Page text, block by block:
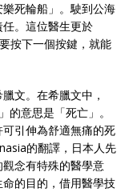
死輪船」。駛到公海
。這位醫生更於
按下一個按鍵，就能
文。在希臘文中，
的意思是「死亡」。
引伸為舒適無痛的死
的翻譯，日本人先
念有特殊的醫學意
的目的，借用醫學技